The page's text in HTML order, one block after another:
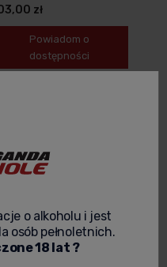
zł
Powiadom o
dostępności
o alkoholu i jest
osób pełnoletnich.
18 lat ?